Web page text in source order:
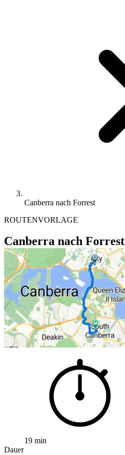
Canberra nach Forrest
ROUTENVORLAGE
Canberra nach Forrest
19 min
Dauer